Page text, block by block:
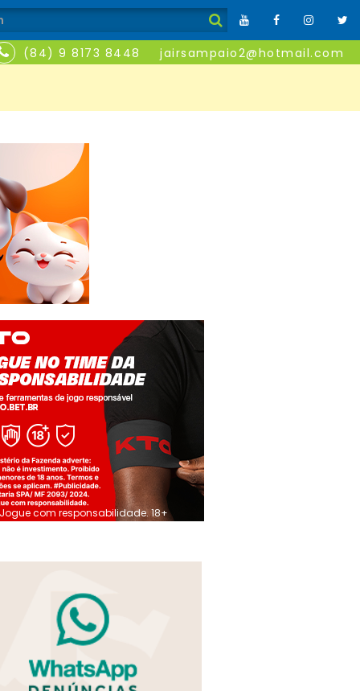
(84) 9 8173 8448 jairsampaio2@hotmail.com
Jogue com responsabilidade. 18+